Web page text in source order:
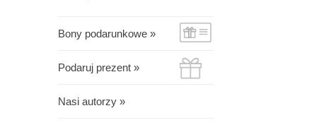
Bony podarunkowe »
Podaruj prezent »
Nasi autorzy »